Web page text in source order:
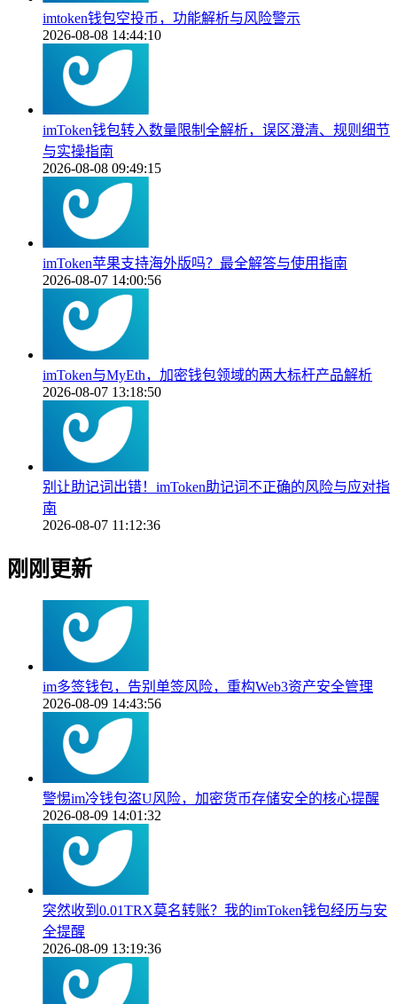
imtoken钱包空投币，功能解析与风险警示
2026-08-08 14:44:10
imToken钱包转入数量限制全解析，误区澄清、规则细节
与实操指南
2026-08-08 09:49:15
imToken苹果支持海外版吗？最全解答与使用指南
2026-08-07 14:00:56
imToken与MyEth，加密钱包领域的两大标杆产品解析
2026-08-07 13:18:50
别让助记词出错！imToken助记词不正确的风险与应对指
南
2026-08-07 11:12:36
刚刚更新
im多签钱包，告别单签风险，重构Web3资产安全管理
2026-08-09 14:43:56
警惕im冷钱包盗U风险，加密货币存储安全的核心提醒
2026-08-09 14:01:32
突然收到0.01TRX莫名转账？我的imToken钱包经历与安
全提醒
2026-08-09 13:19:36